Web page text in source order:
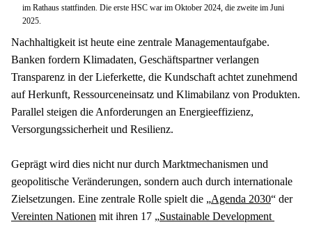
im Rathaus stattfinden. Die erste HSC war im Oktober 2024, die zweite im Juni
2025.
Nachhaltigkeit ist heute eine zentrale Managementaufgabe.
Banken fordern Klimadaten, Geschäftspartner verlangen
Transparenz in der Lieferkette, die Kundschaft achtet zunehmend
auf Herkunft, Ressourceneinsatz und Klimabilanz von Produkten.
Parallel steigen die Anforderungen an Energieeffizienz,
Versorgungssicherheit und Resilienz.
Geprägt wird dies nicht nur durch Marktmechanismen und
geopolitische Veränderungen, sondern auch durch internationale
Zielsetzungen. Eine zentrale Rolle spielt die „Agenda 2030
“ der
Vereinten Nationen mit ihren 17 „Sustainable Development